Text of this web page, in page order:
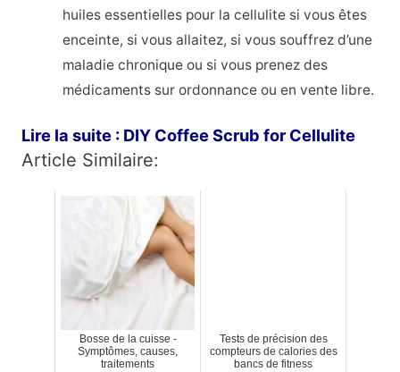
huiles essentielles pour la cellulite si vous êtes
enceinte, si vous allaitez, si vous souffrez d’une
maladie chronique ou si vous prenez des
médicaments sur ordonnance ou en vente libre.
Lire la suite : DIY Coffee Scrub for Cellulite
Article Similaire:
Bosse de la cuisse -
Symptômes, causes,
traitements
Tests de précision des
compteurs de calories des
bancs de fitness